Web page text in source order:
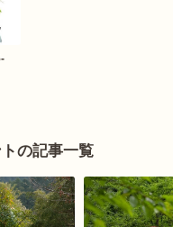
の記事一覧